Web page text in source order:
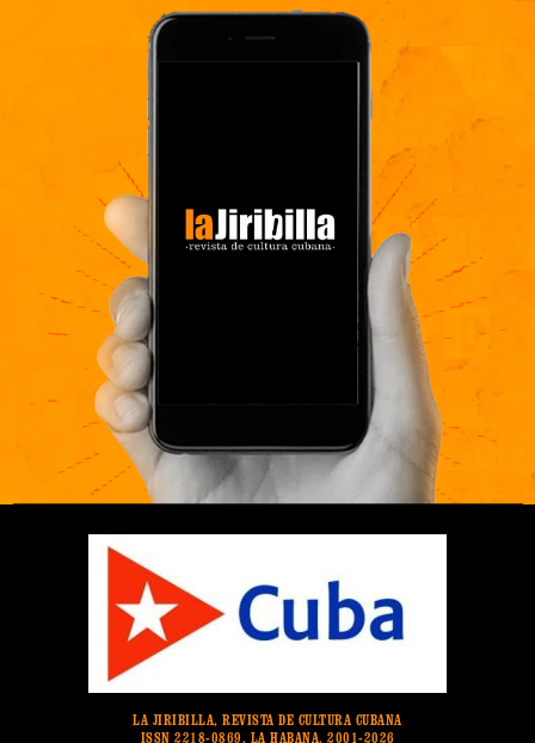
LA JIRIBILLA, REVISTA DE CULTURA CUBANA
ISSN 2218-0869. LA HABANA. 2001-2026